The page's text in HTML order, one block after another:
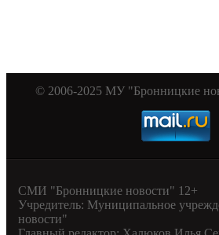
© 2006-2025 МУ "Бронницкие
СМИ "Бронницкие новости" 12+
Учредитель: Муниципальное
новости"